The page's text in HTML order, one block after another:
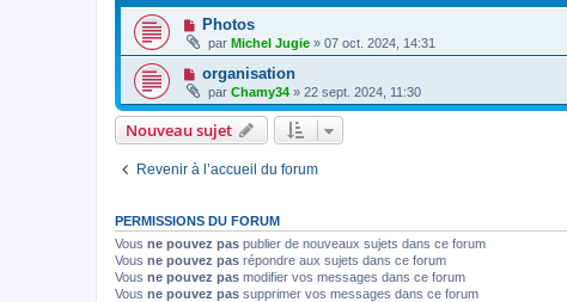
Photos
par Michel Jugie » 07 oct. 2024, 14:31
organisation
par Chamy34 » 22 sept. 2024, 11:30
Nouveau sujet
Revenir à l’accueil du forum
PERMISSIONS DU FORUM
Vous ne pouvez pas publier de nouveaux sujets dans ce forum
Vous ne pouvez pas répondre aux sujets dans ce forum
Vous ne pouvez pas modifier vos messages dans ce forum
Vous ne pouvez pas supprimer vos messages dans ce forum